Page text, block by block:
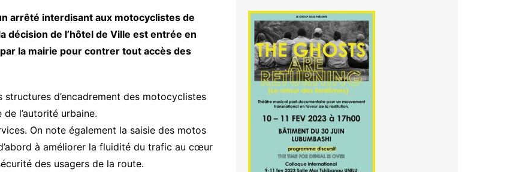
arrêté interdisant aux motocyclistes de
décision de l’hôtel de Ville est entrée en
la mairie pour contrer tout accès des
d’encadrement des motocyclistes
l’autorité urbaine.
On note également la saisie des motos
à améliorer la fluidité du trafic au cœur
des usagers de la route.